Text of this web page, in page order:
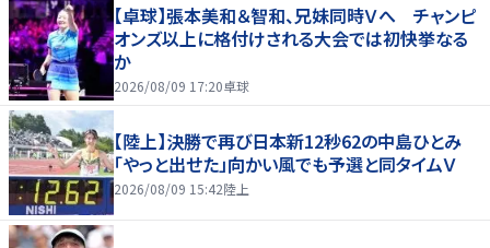
【卓球】張本美和＆智和、兄妹同時Ｖへ チャンピ
オンズ以上に格付けされる大会では初快挙なる
か
2026/08/09 17:20卓球
【陸上】決勝で再び日本新12秒62の中島ひとみ
「やっと出せた」向かい風でも予選と同タイムＶ
2026/08/09 15:42陸上